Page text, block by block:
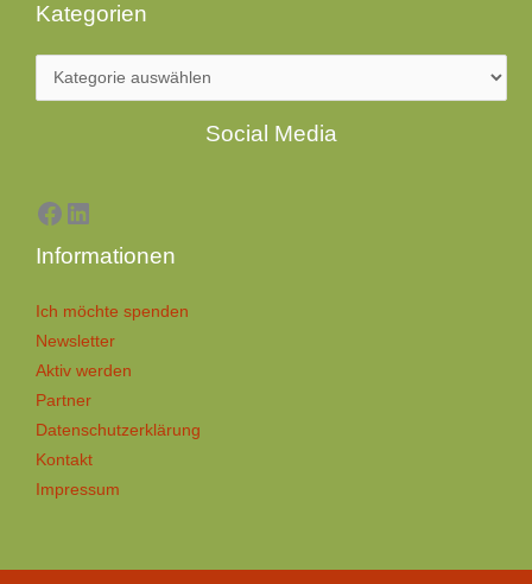
Kategorien
Social Media
Facebook
LinkedIn
Informationen
Ich möchte spenden
Newsletter
Aktiv werden
Partner
Datenschutzerklärung
Kontakt
Impressum